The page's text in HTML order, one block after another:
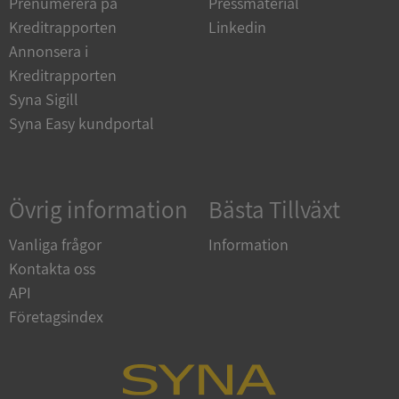
Kreditrapporten
Annonsera i
Kreditrapporten
Syna Sigill
Syna Easy kundportal
Linkedin
Övrig information
Vanliga frågor
Kontakta oss
API
Företagsindex
Bästa Tillväxt
Information
Strikt nödvändiga kakor tillåter
och kontohantering. Webbplatsen kan inte
användas ordentligt utan strikt nödvändiga cookies.
Namn
__RequestVerificationToken
.youtube.com